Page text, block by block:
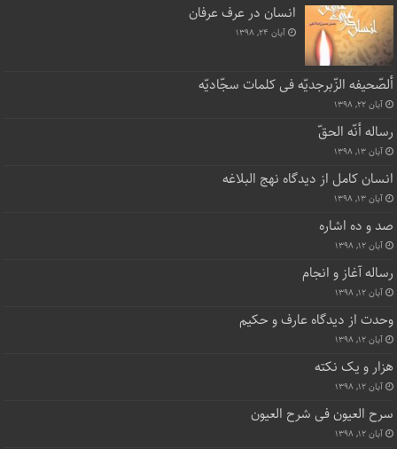
انسان در عرف عرفان
آبان ۲۴, ۱۳۹۸
ألصّحیفه الزّبرجدیّه فی کلمات سجّادیّه
آبان ۲۲, ۱۳۹۸
رساله أنّه الحقّ
آبان ۱۳, ۱۳۹۸
انسان کامل از دیدگاه نهج البلاغه
آبان ۱۳, ۱۳۹۸
صد و ده اشاره
آبان ۱۲, ۱۳۹۸
رساله آغاز و انجام
آبان ۱۲, ۱۳۹۸
وحدت از دیدگاه عارف و حکیم
آبان ۱۲, ۱۳۹۸
هزار و یک نکته
آبان ۱۲, ۱۳۹۸
سرح العیون فی شرح العیون
آبان ۱۲, ۱۳۹۸